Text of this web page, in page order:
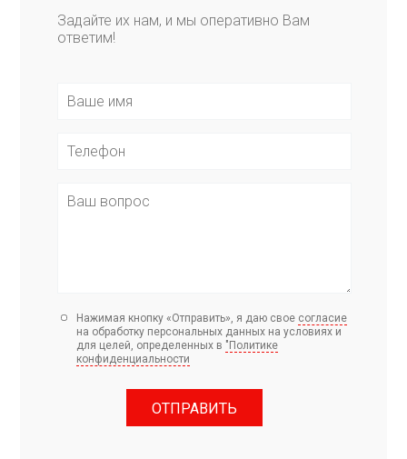
Задайте их нам, и мы оперативно Вам
ответим!
Нажимая кнопку «Отправить», я даю свое согласие
на обработку персональных данных на условиях и
для целей, определенных в "Политике
конфиденциальности